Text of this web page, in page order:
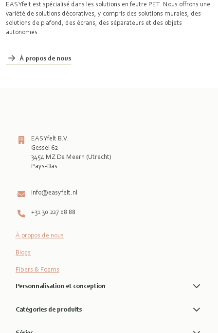
EASYfelt est spécialisé dans les solutions en feutre PET. Nous offrons une
variété de solutions décoratives, y compris des solutions murales, des
solutions de plafond, des écrans, des séparateurs et des objets
autonomes.
À propos de nous
EASYfelt B.V.
Gessel 62
3454 MZ De Meern (Utrecht)
Pays-Bas
info@easyfelt.nl
+31 30 227 08 88
À propos de nous
Blogs
Fibers & Foams
Personnalisation et conception
Catégories de produits